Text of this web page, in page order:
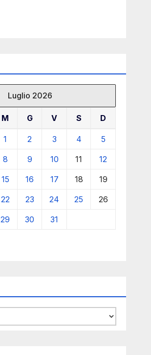
Luglio 2026
M G V S D
1 2 3 4 5
8 9 10 11 12
15 16 17 18 19
22 23 24 25 26
29 30 31